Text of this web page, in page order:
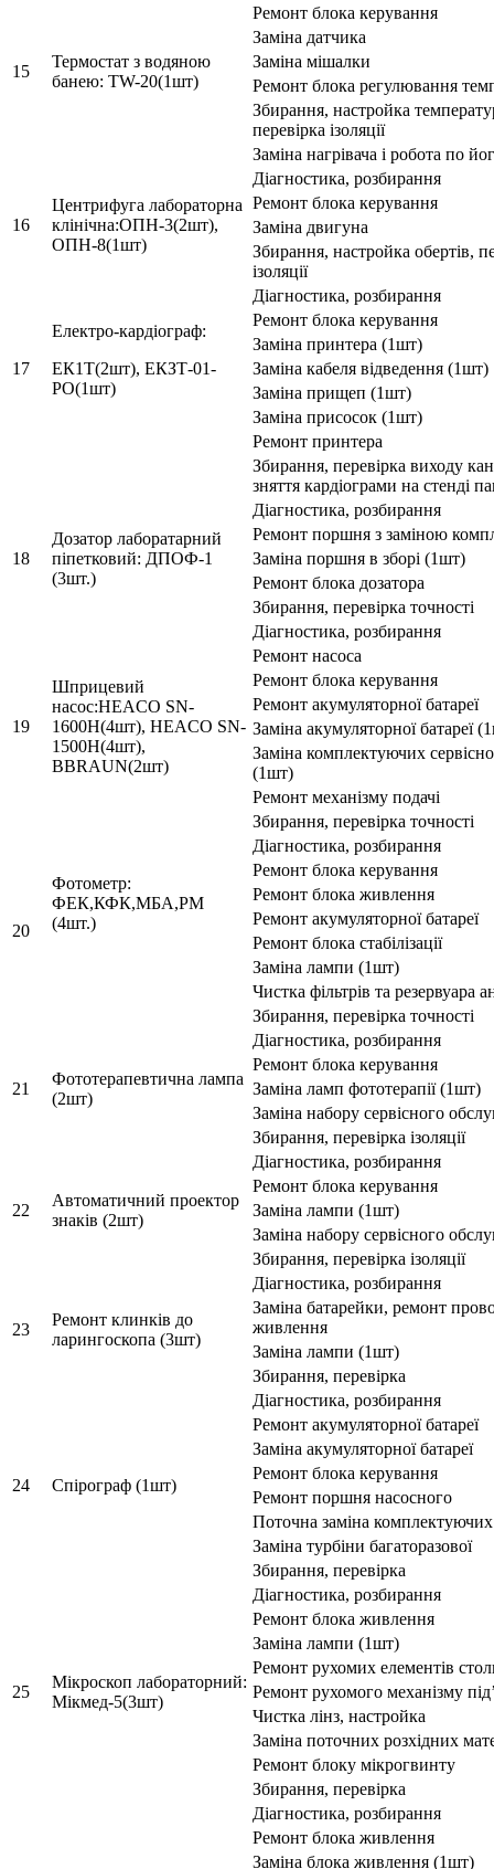
15
Термостат з водяною
банею: TW-20(1шт)
Ремонт блока керування
Заміна датчика
Заміна мішалки
Ремонт блока регулювання
Збирання, настройка
перевірка ізоляції
Заміна нагрівача і робота по
16
Центрифуга лабораторна
клінічна:ОПН-3(2шт),
ОПН-8(1шт)
Діагностика, розбирання
Ремонт блока керування
Заміна двигуна
Збирання, настройка обертів,
ізоляції
17
Електро-кардіограф:
ЕК1Т(2шт), ЕКЗТ-01-
РО(1шт)
Діагностика, розбирання
Ремонт блока керування
Заміна принтера (1шт)
Заміна кабеля відведення (1шт)
Заміна прищеп (1шт)
Заміна присосок (1шт)
Ремонт принтера
Збирання, перевірка виходу
зняття кардіограми на стенді
18
Дозатор лаборатарний
піпетковий: ДПОФ-1
(3шт.)
Діагностика, розбирання
Ремонт поршня з заміною
Заміна поршня в зборі (1шт)
Ремонт блока дозатора
Збирання, перевірка точності
19
Шприцевий
насос:HEACO SN-
1600H(4шт), HEACO SN-
1500H(4шт),
BBRAUN(2шт)
Діагностика, розбирання
Ремонт насоса
Ремонт блока керування
Ремонт акумуляторної батареї
Заміна акумуляторної батареї
Заміна комплектуючих
(1шт)
Ремонт механізму подачі
Збирання, перевірка точності
20
Фотометр:
ФЕК,КФК,МБА,РМ
(4шт.)
Діагностика, розбирання
Ремонт блока керування
Ремонт блока живлення
Ремонт акумуляторної батареї
Ремонт блока стабілізації
Заміна лампи (1шт)
Чистка фільтрів та резервуара
Збирання, перевірка точності
21
Фототерапевтична лампа
(2шт)
Діагностика, розбирання
Ремонт блока керування
Заміна ламп фототерапії (1шт)
Заміна набору сервісного
Збирання, перевірка ізоляції
22
Автоматичний проектор
знаків (2шт)
Діагностика, розбирання
Ремонт блока керування
Заміна лампи (1шт)
Заміна набору сервісного
Збирання, перевірка ізоляції
23
Ремонт клинків до
ларингоскопа (3шт)
Діагностика, розбирання
Заміна батарейки, ремонт
живлення
Заміна лампи (1шт)
Збирання, перевірка
24 Спірограф (1шт)
Діагностика, розбирання
Ремонт акумуляторної батареї
Заміна акумуляторної батареї
Ремонт блока керування
Ремонт поршня насосного
Поточна заміна комплектуючих
Заміна турбіни багаторазової
Збирання, перевірка
25
Мікроскоп лабораторний:
Мікмед-5(3шт)
Діагностика, розбирання
Ремонт блока живлення
Заміна лампи (1шт)
Ремонт рухомих елементів
Ремонт рухомого механізму
Чистка лінз, настройка
Заміна поточних розхідних
Ремонт блоку мікрогвинту
Збирання, перевірка
Діагностика, розбирання
Ремонт блока живлення
Заміна блока живлення (1шт)